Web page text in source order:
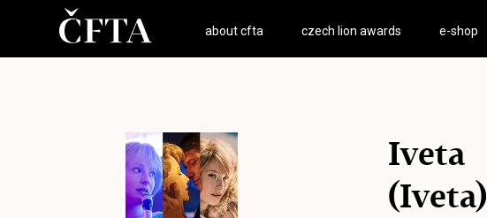
about cfta czech lion awards e-shop
Iveta
(Iveta)